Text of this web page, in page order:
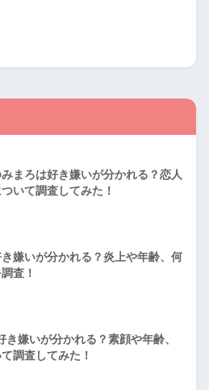
まろは好き嫌いが分かれる？恋人
いて調査してみた！
嫌いが分かれる？炎上や年齢、何
査！
嫌いが分かれる？素顔や年齢、
調査してみた！